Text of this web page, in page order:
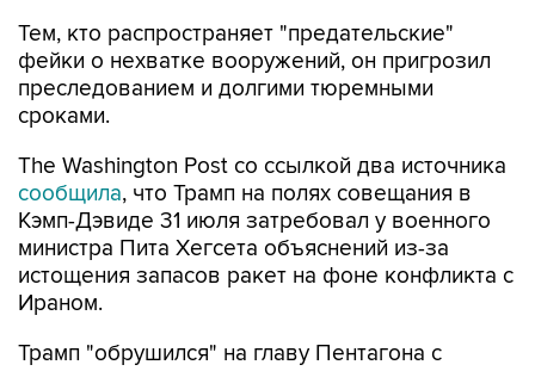
Тем, кто распространяет "предательские"
фейки о нехватке вооружений, он пригрозил
преследованием и долгими тюремными
сроками.
The Washington Post со ссылкой два источника
сообщила, что Трамп на полях совещания в
Кэмп-Дэвиде 31 июля затребовал у военного
министра Пита Хегсета объяснений из-за
истощения запасов ракет на фоне конфликта с
Ираном.
Трамп "обрушился" на главу Пентагона с